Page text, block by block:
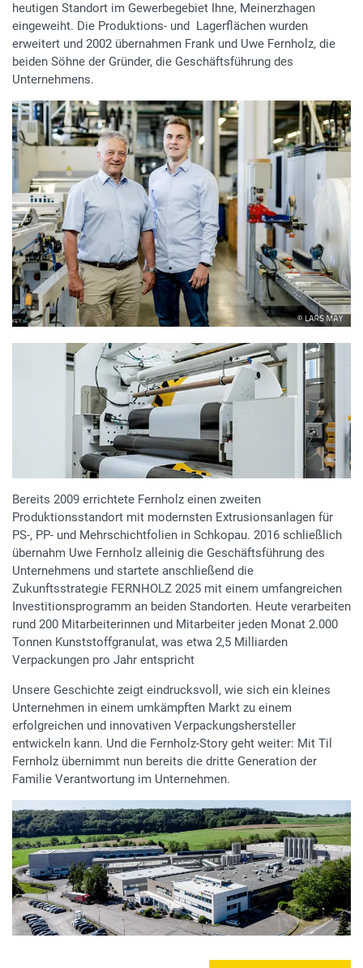
heutigen Standort im Gewerbegebiet Ihne, Meinerzhagen
eingeweiht. Die Produktions- und Lagerflächen wurden
erweitert und 2002 übernahmen Frank und Uwe Fernholz, die
beiden Söhne der Gründer, die Geschäftsführung des
Unternehmens.
Bereits 2009 errichtete Fernholz einen zweiten
Produktionsstandort mit modernsten Extrusionsanlagen für
PS-, PP- und Mehrschichtfolien in Schkopau. 2016 schließlich
übernahm Uwe Fernholz alleinig die Geschäftsführung des
Unternehmens und startete anschließend die
Zukunftsstrategie FERNHOLZ 2025 mit einem umfangreichen
Investitionsprogramm an beiden Standorten. Heute verarbeiten
rund 200 Mitarbeiterinnen und Mitarbeiter jeden Monat 2.000
Tonnen Kunststoffgranulat, was etwa 2,5 Milliarden
Verpackungen pro Jahr entspricht
Unsere Geschichte zeigt eindrucksvoll, wie sich ein kleines
Unternehmen in einem umkämpften Markt zu einem
erfolgreichen und innovativen Verpackungshersteller
entwickeln kann. Und die Fernholz-Story geht weiter: Mit Til
Fernholz übernimmt nun bereits die dritte Generation der
Familie Verantwortung im Unternehmen.